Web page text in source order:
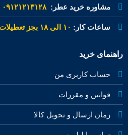
مشاوره خرید عطر:۰۹۱۲۱۲۱۳۱۲۸
ساعات کار: ۱۰ الی ۱۸ بجز تعطیلات
راهنمای خرید
حساب کاربری من
قوانین و مقررات
زمان ارسال و تحویل کالا